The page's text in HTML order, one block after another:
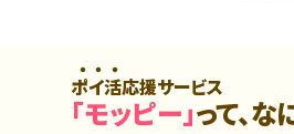
ポイ活応援サービス
「モッピー」って、な